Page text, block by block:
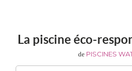
La piscine éco-
de PISCINES